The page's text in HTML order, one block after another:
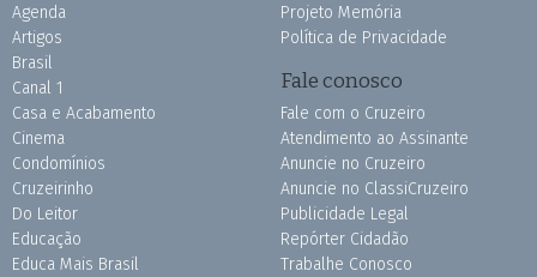
Agenda
Artigos
Brasil
Canal 1
Casa e Acabamento
Cinema
Condomínios
Cruzeirinho
Do Leitor
Educação
Educa Mais Brasil
Projeto Memória
Política de Privacidade
Fale conosco
Fale com o Cruzeiro
Atendimento ao Assinante
Anuncie no Cruzeiro
Anuncie no ClassiCruzeiro
Publicidade Legal
Repórter Cidadão
Trabalhe Conosco